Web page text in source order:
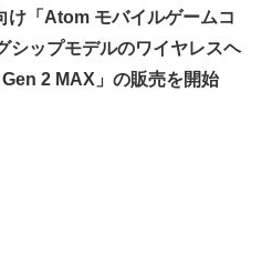
「Atom モバイルゲームコ
シップモデルのワイヤレスヘ
2 MAX」の販売を開始